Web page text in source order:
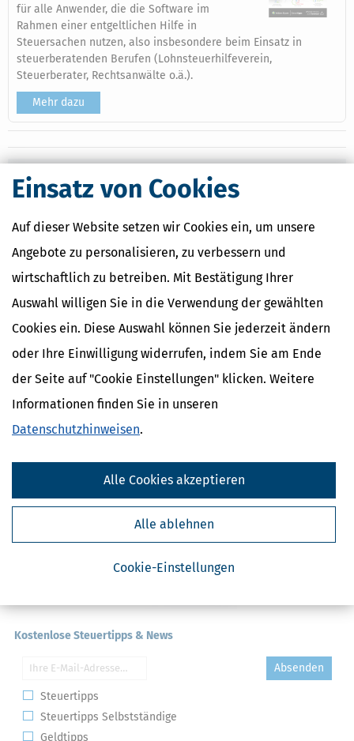
Einsatz von Cookies
Auf dieser Website setzen wir Cookies ein, um unsere
Angebote zu personalisieren, zu verbessern und
wirtschaftlich zu betreiben. Mit Bestätigung Ihrer
Auswahl willigen Sie in die Verwendung der gewählten
Cookies ein. Diese Auswahl können Sie jederzeit ändern
oder Ihre Einwilligung widerrufen, indem Sie am Ende
der Seite auf "Cookie Einstellungen" klicken. Weitere
Informationen finden Sie in unseren
Datenschutzhinweisen.
Cookie-Einstellungen
Alle ablehnen
Alle Cookies akzeptieren
für alle Anwender, die die Software im
Rahmen einer entgeltlichen Hilfe in
Steuersachen nutzen, also insbesondere beim Einsatz in
steuerberatenden Berufen (Lohnsteuerhilfeverein,
Steuerberater, Rechtsanwälte o.ä.).
Mehr dazu
Ähnliche Themen
Selbstständigkeit
Verwandte Begriffe
Abschreibung / Gebäude
Abschreibung / linear
Bemessungsgrundlage
Gebäude
Abschreibung / geringwertige
Absetzung für außergewöhnliche
Anlagevermögen
Kostenlose Steuertipps & News
Absenden
Steuertipps
Steuertipps Selbstständige
Geldtipps